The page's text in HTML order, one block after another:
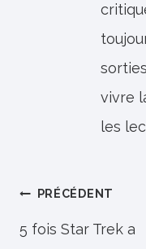
vivre
les
Navigation
de
PRÉCÉDENT
5 fois Star Trek a